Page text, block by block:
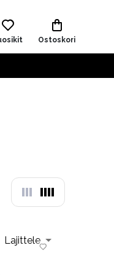
Ostoskori
Lajittele